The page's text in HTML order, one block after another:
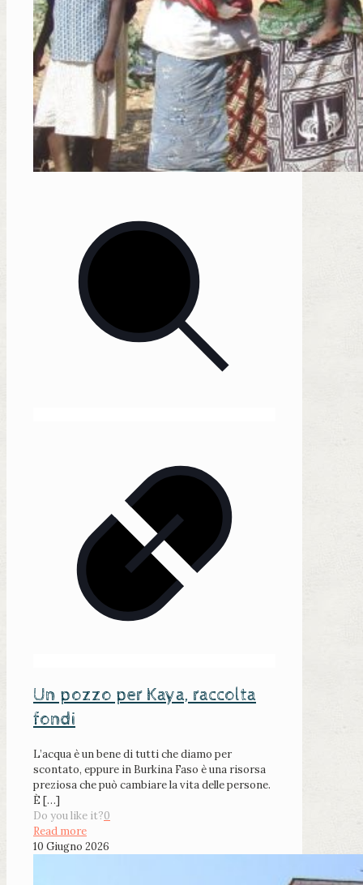
Un pozzo per Kaya, raccolta
fondi
L’acqua è un bene di tutti che diamo per
scontato, eppure in Burkina Faso è una risorsa
preziosa che può cambiare la vita delle persone.
È […]
Do you like it?0
Read more
10 Giugno 2026